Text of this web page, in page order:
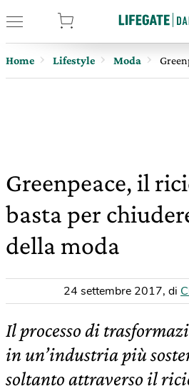
Home Lifestyle Moda
Greenpeace, il
basta per
della moda
24 settembre 2017, di
Il processo di
in un’industria più
soltanto attraverso il